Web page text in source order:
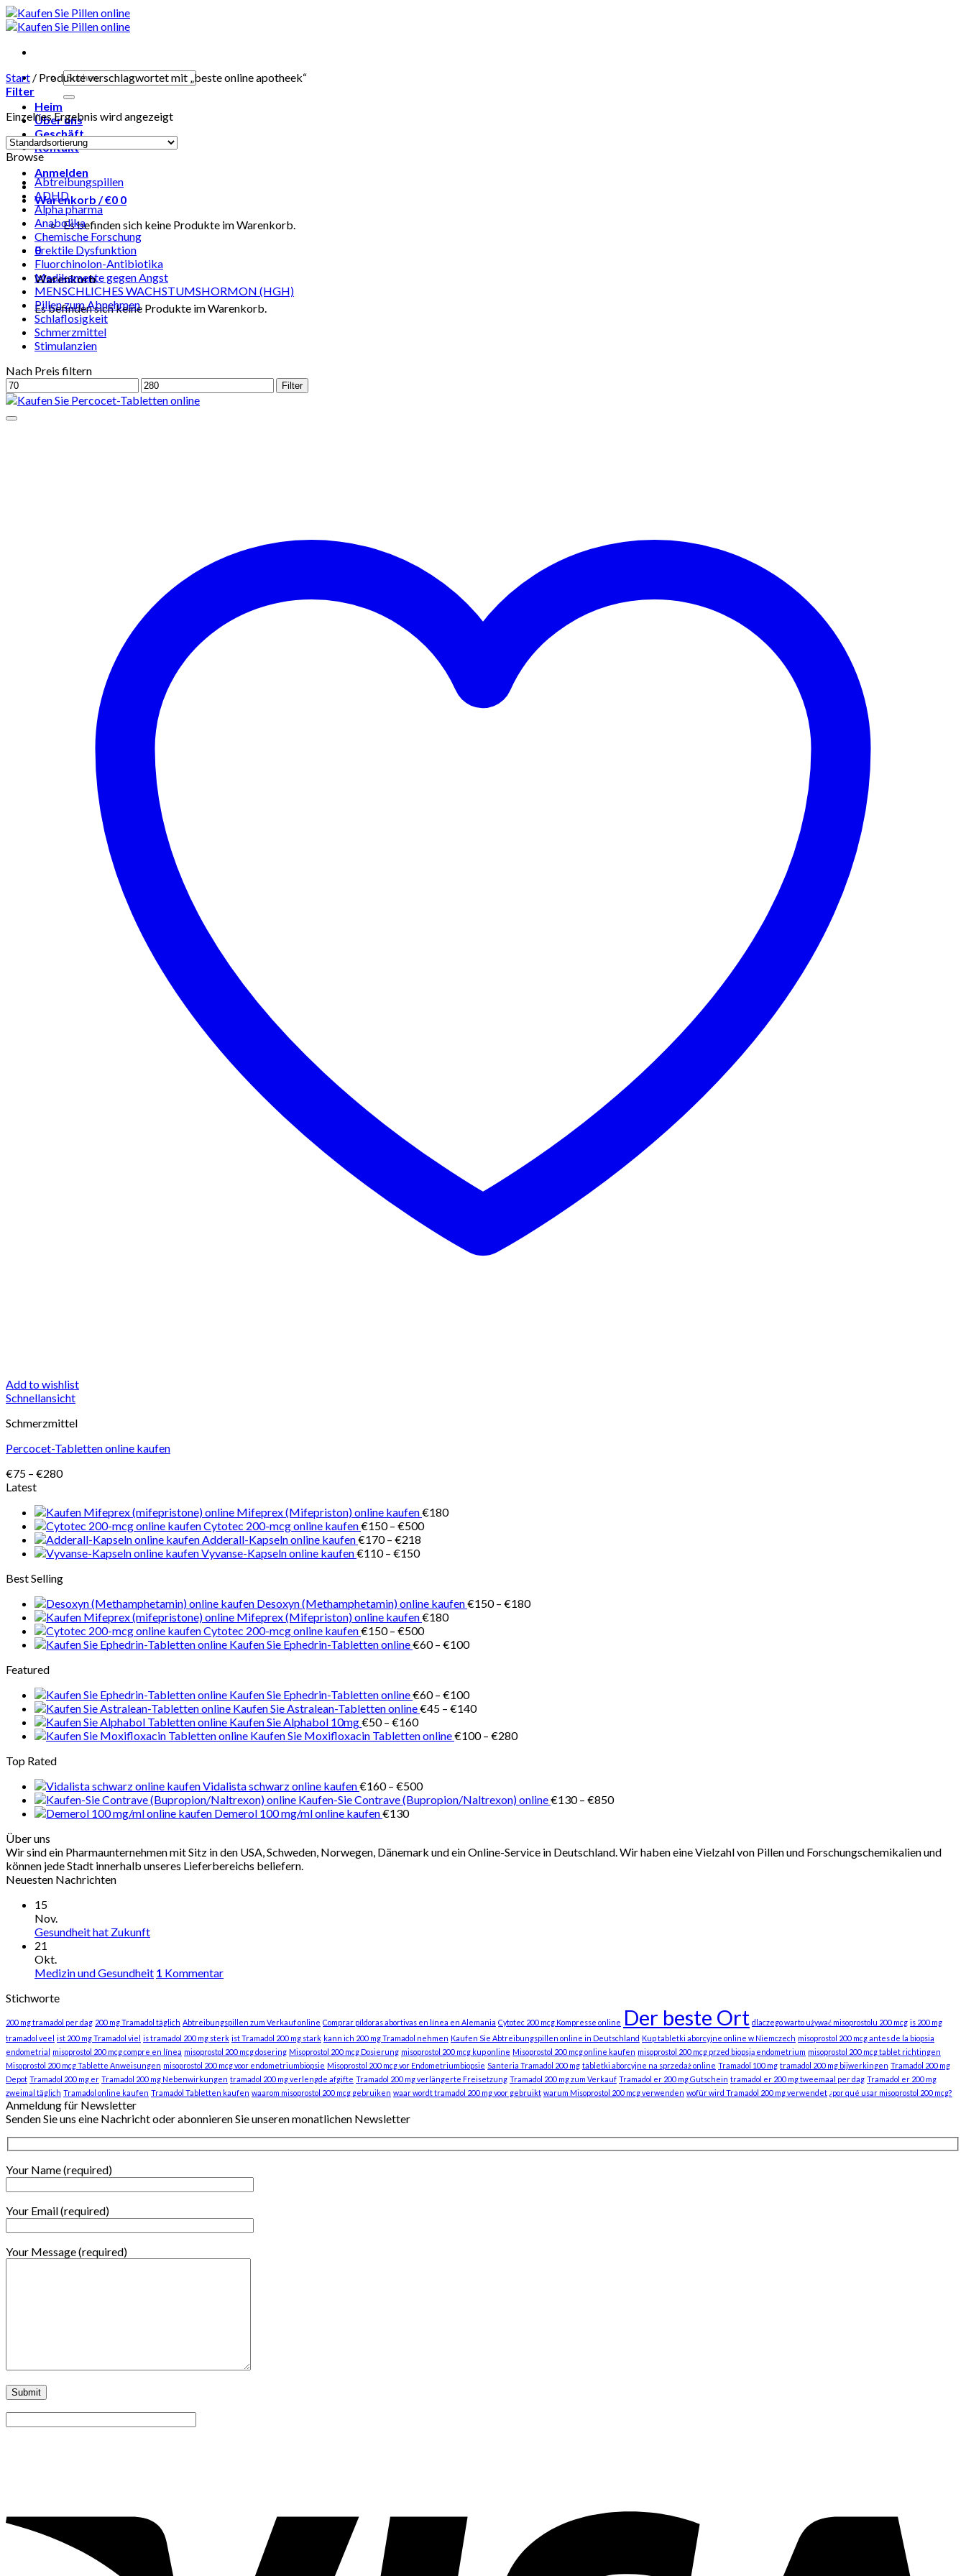
Skip
to
Suchen
nach:
Heim
Über uns
Geschäft
Kontakt
Anmelden
Warenkorb /€0 0
Es befinden sich keine Produkte im Warenkorb.
0
Warenkorb
Es befinden sich keine Produkte im Warenkorb.
Start / Produkte verschlagwortet mit „beste online apotheek“
Filter
Einzelnes Ergebnis wird angezeigt
Browse
Abtreibungspillen
ADHD
Alpha pharma
Anabolika
Chemische Forschung
Erektile Dysfunktion
Fluorchinolon-Antibiotika
Medikamente gegen Angst
MENSCHLICHES WACHSTUMSHORMON (HGH)
Pillen zum Abnehmen
Schlaflosigkeit
Schmerzmittel
Stimulanzien
Nach Preis filtern
Min.
Preis
Max.
Preis
Filter
Add to wishlist
Schnellansicht
Schmerzmittel
Percocet-Tabletten online kaufen
€75 – €280Preisspanne:
€280
Latest
Mifeprex (Mifepriston) online kaufen€180
Cytotec 200-mcg online kaufen€150 – €500Preisspanne:
Adderall-Kapseln online kaufen€170 – €218
Vyvanse-Kapseln online kaufen€110 – €150Preisspanne:
Best Selling
Desoxyn (Methamphetamin) online kaufen€150 – €180Preisspanne:
Mifeprex (Mifepriston) online kaufen€180
Cytotec 200-mcg online kaufen€150 – €500Preisspanne:
€150
Kaufen Sie Ephedrin-Tabletten online€60 – €100Preisspanne:
Featured
Kaufen Sie Ephedrin-Tabletten online€60 – €100Preisspanne:
€60
€100
Kaufen Sie Astralean-Tabletten online€45 – €140Preisspanne:
bis
Kaufen Sie Alphabol 10mg€50 – €160Preisspanne:
€50
Kaufen Sie Moxifloxacin Tabletten online€100 – €280Preisspanne:
Top Rated
Vidalista schwarz online kaufen€160 – €500Preisspanne:
€160
Kaufen-Sie Contrave (Bupropion/Naltrexon) online€130 – €850Preisspanne:
Demerol 100 mg/ml online kaufen€130
Über uns
Wir sind ein Pharmaunternehmen mit Sitz in den USA, Schweden, Norwegen, Dänemark und ein Online-Service in Deutschland. Wir haben eine Vielzahl von Pillen und Forschungschemikalien und
können jede Stadt innerhalb unseres Lieferbereichs beliefern.
Neuesten Nachrichten
15
Nov.
Gesundheit hat Zukunft
21
Okt.
Medizin und Gesundheit 1 Kommentar
Stichworte
200 mg tramadol per dag 200 mg Tramadol täglich Abtreibungspillen zum Verkauf online Comprar píldoras abortivas en línea en Alemania Cytotec 200 mcg Kompresse online Der beste Ort dlaczego warto używać misoprostolu 200 mcg is 200 mg
tramadol veel ist 200 mg Tramadol viel is tramadol 200 mg sterk ist Tramadol 200 mg stark kann ich 200 mg Tramadol nehmen Kaufen Sie Abtreibungspillen online in Deutschland Kup tabletki aborcyjne online w Niemczech misoprostol 200 mcg antes de la biopsia
endometrial misoprostol 200 mcg compre en línea misoprostol 200 mcg dosering Misoprostol 200 mcg Dosierung misoprostol 200 mcg kup online Misoprostol 200 mcg online kaufen misoprostol 200 mcg przed biopsją endometrium misoprostol 200 mcg tablet richtingen
Misoprostol 200 mcg Tablette Anweisungen misoprostol 200 mcg voor endometriumbiopsie Misoprostol 200 mcg vor Endometriumbiopsie Santeria Tramadol 200 mg tabletki aborcyjne na sprzedaż online Tramadol 100 mg tramadol 200 mg bijwerkingen Tramadol 200 mg
Depot Tramadol 200 mg er Tramadol 200 mg Nebenwirkungen tramadol 200 mg verlengde afgifte Tramadol 200 mg verlängerte Freisetzung Tramadol 200 mg zum Verkauf Tramadol er 200 mg Gutschein tramadol er 200 mg tweemaal per dag Tramadol er 200 mg
zweimal täglich Tramadol online kaufen Tramadol Tabletten kaufen waarom misoprostol 200 mcg gebruiken waar wordt tramadol 200 mg voor gebruikt warum Misoprostol 200 mcg verwenden wofür wird Tramadol 200 mg verwendet ¿por qué usar misoprostol 200 mcg?
Anmeldung für Newsletter
Senden Sie uns eine Nachricht oder abonnieren Sie unseren monatlichen Newsletter
Your Name (required)
Your Email (required)
Your Message (required)